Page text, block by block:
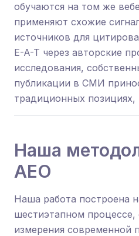
обучаются на том же
применяют схожие
источников для
E-A-T через авторские
исследования,
публикации в СМИ
традиционных
Наша
AEO
Наша работа построена
шестиэтапном
измерения современной